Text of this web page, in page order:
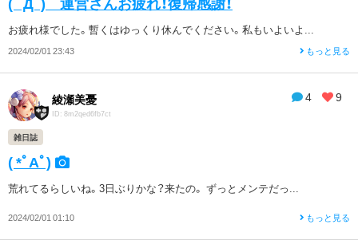
お疲れ様でした。暫くはゆっくり休んでください。私もいよいよ...
2024/02/01 23:43 もっと見る
4 9
綾瀬美憂
ID: 8m2qed6fb7ct
雑日誌
( *ﾟAﾟ)
荒れてるらしいね。3日ぶりかな？来たの。 ずっとメンテだっ...
2024/02/01 01:10 もっと見る